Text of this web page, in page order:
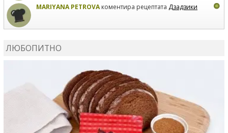
MARIYANA PETROVAкоментира рецептата Дзадзики
ЛЮБОПИТНО